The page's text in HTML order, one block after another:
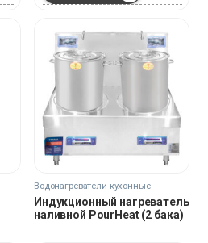
Водонагреватели кухонные
Индукционный нагреватель
наливной PourHeat (2 бака)